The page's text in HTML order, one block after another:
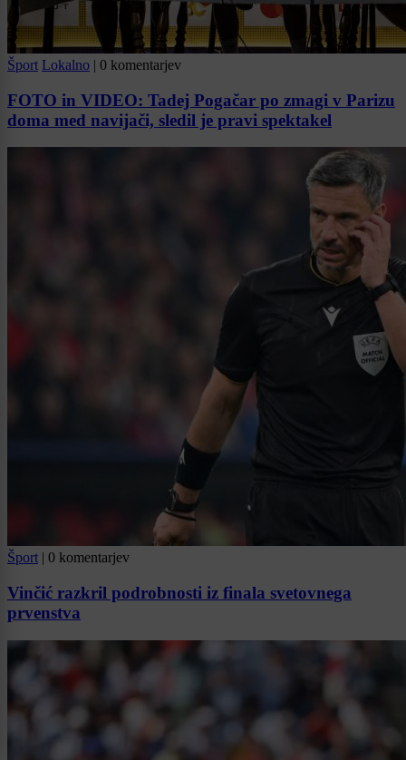
Šport Lokalno | 0 komentarjev
FOTO in VIDEO: Tadej Pogačar po zmagi v Parizu
doma med navijači, sledil je pravi spektakel
Šport | 0 komentarjev
Vinčić razkril podrobnosti iz finala svetovnega
prvenstva